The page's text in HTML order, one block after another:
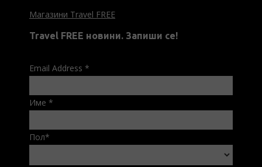
Магазини Travel FREE
Travel FREE новини. Запиши се!
Email Address *
Име *
Пол*